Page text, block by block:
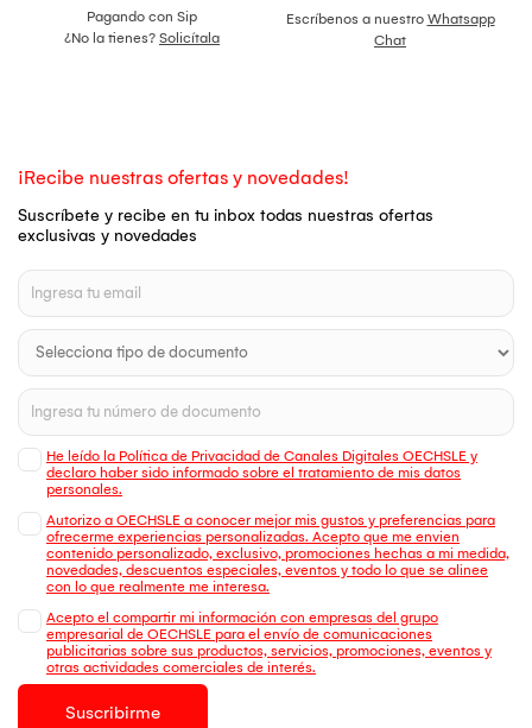
Pagando con Sip
¿No la tienes? Solicítala
Escríbenos a nuestro Whatsapp
Chat
¡Recibe nuestras ofertas y novedades!
Suscríbete y recibe en tu inbox todas nuestras ofertas
exclusivas y novedades
He leído la Política de Privacidad de Canales Digitales OECHSLE y
declaro haber sido informado sobre el tratamiento de mis datos
personales.
Autorizo a OECHSLE a conocer mejor mis gustos y preferencias para
ofrecerme experiencias personalizadas. Acepto que me envien
contenido personalizado, exclusivo, promociones hechas a mi medida,
novedades, descuentos especiales, eventos y todo lo que se alinee
con lo que realmente me interesa.
Acepto el compartir mi información con empresas del grupo
empresarial de OECHSLE para el envío de comunicaciones
publicitarias sobre sus productos, servicios, promociones, eventos y
otras actividades comerciales de interés.
Suscribirme